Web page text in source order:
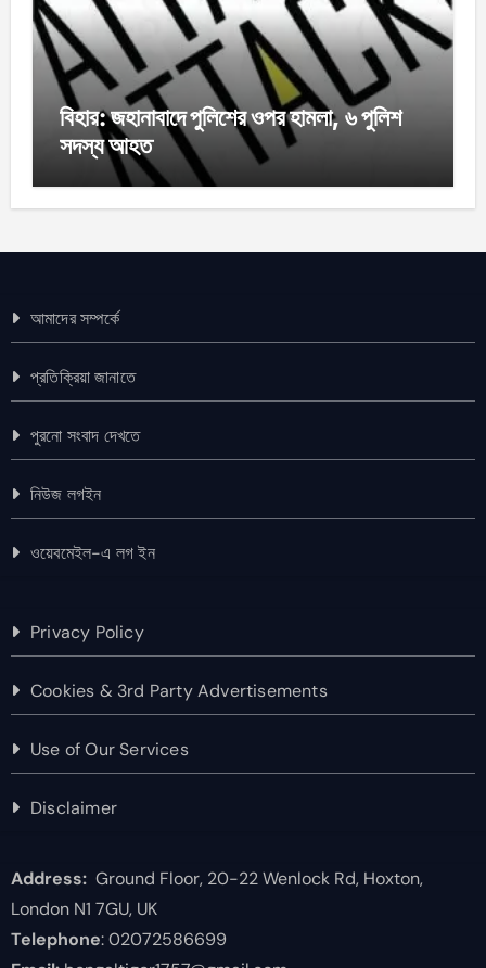
বিহার: জহানাবাদে পুলিশের ওপর হামলা, ৬ পুলিশ
সদস্য আহত
আমাদের সম্পর্কে
প্রতিক্রিয়া জানাতে
পুরনো সংবাদ দেখতে
নিউজ লগইন
ওয়েবমেইল-এ লগ ইন
Privacy Policy
Cookies & 3rd Party Advertisements
Use of Our Services
Disclaimer
Address:Ground Floor, 20-22 Wenlock Rd, Hoxton,
London N1 7GU, UK
Telephone: 02072586699